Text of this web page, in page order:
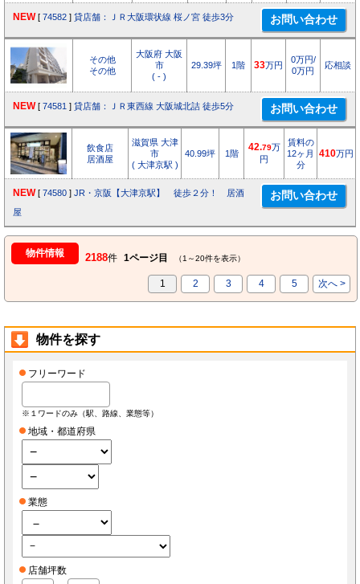
NEW [ 74582 ] 貸店舗：ＪＲ大阪環状線 桜ノ宮 徒歩3分
その他
その他
大阪府 大阪
市
( - )
29.39坪 1階 33万円
0万円/
0万円
応相談
NEW [ 74581 ] 貸店舗：ＪＲ東西線 大阪城北詰 徒歩5分
飲食店
居酒屋
滋賀県 大津
市
( 大津京駅 )
40.99坪 1階
42.79万
円
賃料の
12ヶ月
分
410万円
NEW [ 74580 ] JR・京阪【大津京駅】 徒歩２分！ 居酒
屋
物件情報 2188件 1ページ目 （1～20件を表示）
1 2 3 4 5 次へ >
物件を探す
フリーワード
※１ワードのみ（駅、路線、業態等）
地域・都道府県
業態
店舗坪数